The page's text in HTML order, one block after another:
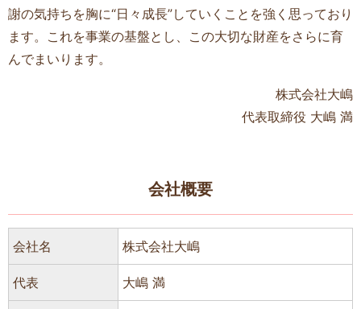
謝の気持ちを胸に“日々成長”していくことを強く思っており
ます。これを事業の基盤とし、この大切な財産をさらに育
んでまいります。
株式会社大嶋
代表取締役 大嶋 満
会社概要
会社名 株式会社大嶋
代表 大嶋 満